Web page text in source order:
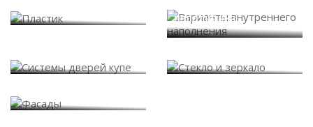
наполнения